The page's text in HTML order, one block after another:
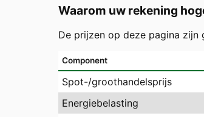
Waarom uw rekening
De prijzen op deze pagina
Component
Spot-/groothandelsprijs
Energiebelasting